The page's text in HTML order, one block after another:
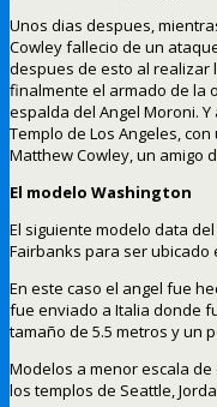
Unos dias despues,
Cowley fallecio de un
despues de esto al realizar
finalmente el armado de la
espalda del Angel Moroni.
Templo de Los Angeles,
Matthew Cowley, un amigo
El modelo Washington
El siguiente modelo data
Fairbanks para ser ubicado
En este caso el angel fue
fue enviado a Italia donde
tamaño de 5.5 metros y un
Modelos a menor escala
los templos de Seattle,